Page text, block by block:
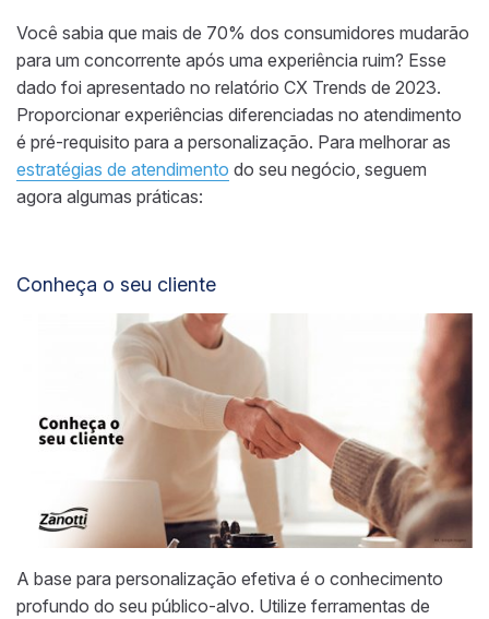
Você sabia que mais de 70% dos consumidores mudarão
para um concorrente após uma experiência ruim? Esse
dado foi apresentado no relatório CX Trends de 2023.
Proporcionar experiências diferenciadas no atendimento
é pré-requisito para a personalização. Para melhorar as
estratégias de atendimento do seu negócio, seguem
agora algumas práticas:
Conheça o seu cliente
A base para personalização efetiva é o conhecimento
profundo do seu público-alvo. Utilize ferramentas de